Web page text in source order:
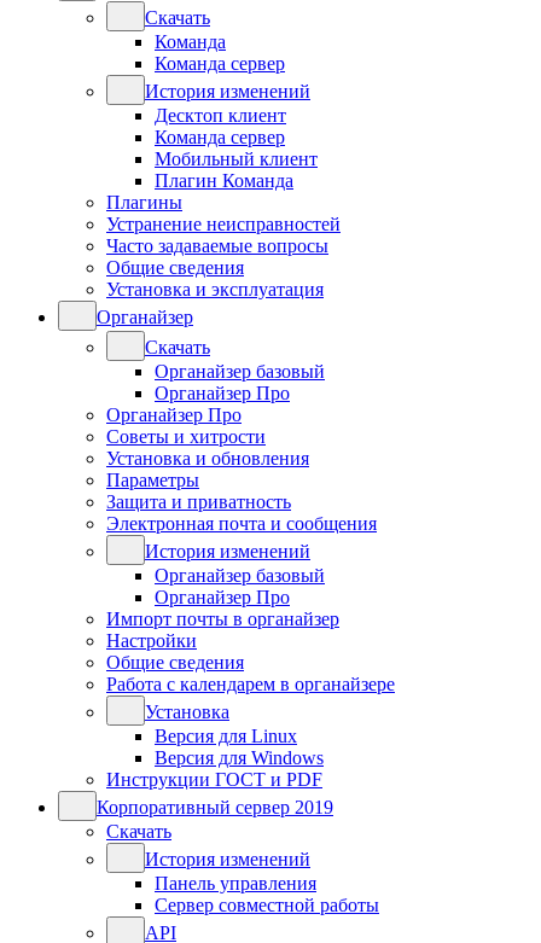
Скачать
Команда
Команда сервер
История изменений
Десктоп клиент
Команда сервер
Мобильный клиент
Плагин Команда
Плагины
Устранение неисправностей
Часто задаваемые вопросы
Общие сведения
Установка и эксплуатация
Органайзер
Скачать
Органайзер базовый
Органайзер Про
Органайзер Про
Советы и хитрости
Установка и обновления
Параметры
Защита и приватность
Электронная почта и сообщения
История изменений
Органайзер базовый
Органайзер Про
Импорт почты в органайзер
Настройки
Общие сведения
Работа с календарем в органайзере
Установка
Версия для Linux
Версия для Windows
Инструкции ГОСТ и PDF
Корпоративный сервер 2019
Скачать
История изменений
Панель управления
Сервер совместной работы
API